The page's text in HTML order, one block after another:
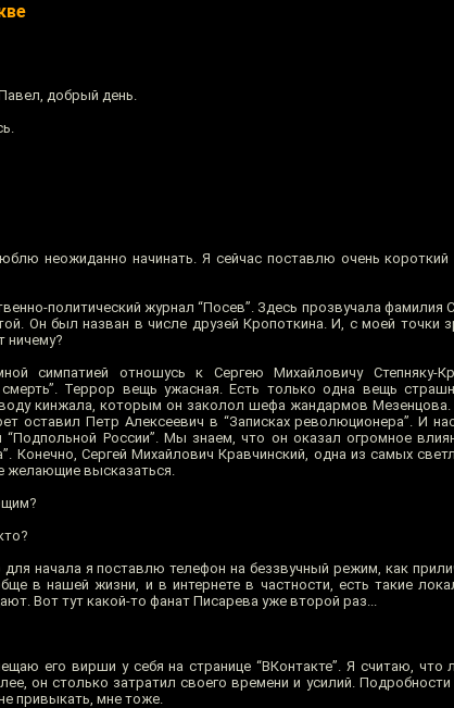
добрый день.
неожиданно начинать. Я сейчас поставлю очень
политический журнал “Посев”. Здесь прозвучала фамилия
Он был назван в числе друзей Кропоткина. И, с моей точки
ничему?
симпатией отношусь к Сергею Михайловичу Степняку-
Террор вещь ужасная. Есть только одна вещь
кинжала, которым он заколол шефа жандармов
оставил Петр Алексеевич в “Записках революционера”. И
России”. Мы знаем, что он оказал огромное
Конечно, Сергей Михайлович Кравчинский, одна из самых
желающие высказаться.
начала я поставлю телефон на беззвучный режим, как
в нашей жизни, и в интернете в частности, есть такие
Вот тут какой-то фанат Писарева уже второй раз...
его вирши у себя на странице “ВКонтакте”. Я считаю, что
он столько затратил своего времени и усилий.
привыкать, мне тоже.